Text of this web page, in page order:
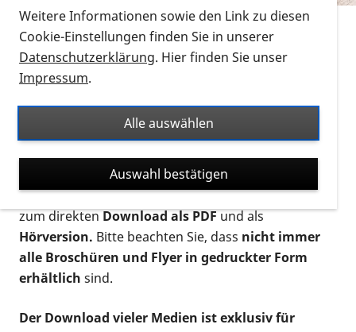
Thema Infomaterial auf der PRO RETINA-Website
für blinde und sehbehinderte Menschen an.
Auf dieser Seite finden Sie sämtliches Infomaterial
Ort. Nutzen Sie den Formatfilter, um ausschließlich
nach Flyern und Broschüren, Audios oder Videos zu
suchen. Die meisten Flyer und Broschüren werden in
verschiedenen Formaten angeboten: zur
postalischen Bestellung als gedruckte Variante
zum direktenDownload als PDFund als
Hörversion. Bitte beachten Sie, dass nicht immer
alle Broschüren und Flyer in gedruckter Form
erhältlich sind.
Der Download vieler Medien ist exklusiv für
Weitere Informationen sowie den Link zu diesen
Cookie-Einstellungen finden Sie in unserer
Datenschutzerklärung. Hier finden Sie unser
Impressum.
Alle auswählen
Auswahl bestätigen